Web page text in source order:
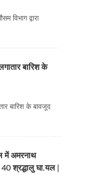
विभाग द्वारा
बारिश के
बारिश के बावजूद
में अमरनाथ
श्रद्धालु घा.यल |